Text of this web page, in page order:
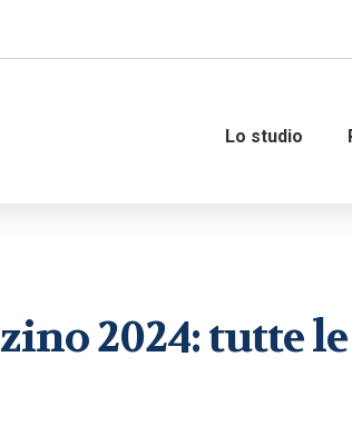
Lo studio
del
Consulenza fiscale
2024: tutte le